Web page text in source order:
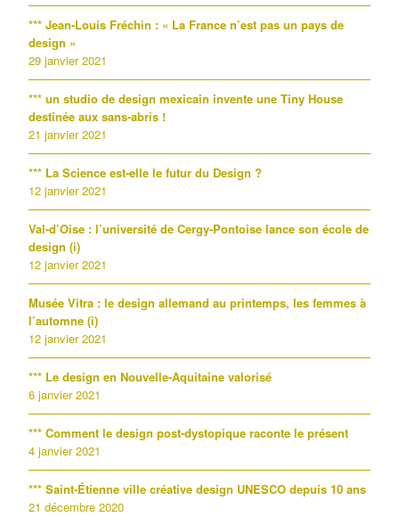
*** Jean-Louis Fréchin : « La France n’est pas un pays de
design »
29 janvier 2021
*** un studio de design mexicain invente une Tiny House
destinée aux sans-abris !
21 janvier 2021
*** La Science est-elle le futur du Design ?
12 janvier 2021
Val-d’Oise : l’université de Cergy-Pontoise lance son école de
design (i)
12 janvier 2021
Musée Vitra : le design allemand au printemps, les femmes à
l’automne (i)
12 janvier 2021
*** Le design en Nouvelle-Aquitaine valorisé
6 janvier 2021
*** Comment le design post-dystopique raconte le présent
4 janvier 2021
*** Saint-Étienne ville créative design UNESCO depuis 10 ans
21 décembre 2020